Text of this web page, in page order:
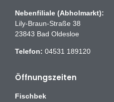
Nebenfiliale (Abholmarkt):
Lily-Braun-Straße 38
23843 Bad Oldesloe
Telefon: 04531 189120
Öffnungszeiten
Fischbek